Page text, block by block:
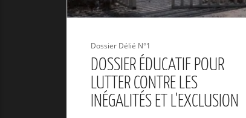
Dossier Délié N°1
DOSSIER ÉDUCATIF POUR
LUTTER CONTRE LES
INÉGALITÉS ET L'EXCLUSION